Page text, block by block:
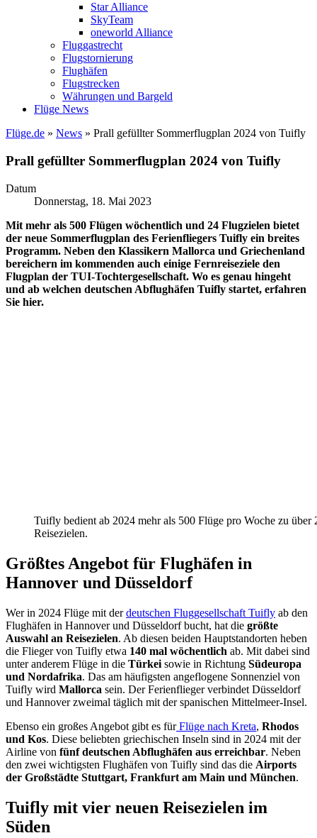
Star Alliance
SkyTeam
oneworld Alliance
Fluggastrecht
Flugstornierung
Flughäfen
Flugstrecken
Währungen und Bargeld
Flüge News
Flüge.de » News » Prall gefüllter Sommerflugplan 2024 von Tuifly
Prall gefüllter Sommerflugplan 2024 von Tuifly
Datum
Donnerstag, 18. Mai 2023
Mit mehr als 500 Flügen wöchentlich und 24 Flugzielen bietet
der neue Sommerflugplan des Ferienfliegers Tuifly ein breites
Programm. Neben den Klassikern Mallorca und Griechenland
bereichern im kommenden auch einige Fernreiseziele den
Flugplan der TUI-Tochtergesellschaft. Wo es genau hingeht
und ab welchen deutschen Abflughäfen Tuifly startet, erfahren
Sie hier.
Tuifly bedient ab 2024 mehr als 500 Flüge pro Woche zu über
Reisezielen.
Größtes Angebot für Flughäfen in
Hannover und Düsseldorf
Wer in 2024 Flüge mit derdeutschen Fluggesellschaft Tuifly ab den
Flughäfen in Hannover und Düsseldorf bucht, hat die größte
Auswahl an Reisezielen. Ab diesen beiden Hauptstandorten heben
die Flieger von Tuifly etwa 140 mal wöchentlich ab. Mit dabei sind
unter anderem Flüge in die Türkei sowie in Richtung Südeuropa
und Nordafrika. Das am häufigsten angeflogene Sonnenziel von
Tuifly wird Mallorca sein. Der Ferienflieger verbindet Düsseldorf
und Hannover zweimal täglich mit der spanischen Mittelmeer-Insel.
Ebenso ein großes Angebot gibt es fürFlüge nach Kreta, Rhodos
und Kos. Diese beliebten griechischen Inseln sind in 2024 mit der
Airline von fünf deutschen Abflughäfen aus erreichbar. Neben
den zwei wichtigsten Flughäfen von Tuifly sind das die Airports
der Großstädte Stuttgart, Frankfurt am Main und München.
Tuifly mit vier neuen Reisezielen im
Süden